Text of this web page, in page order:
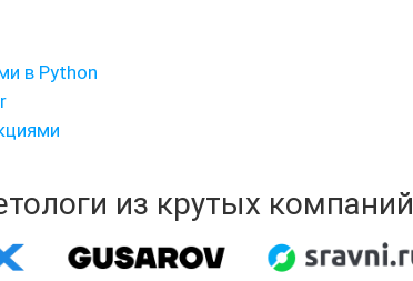
в Python
из крутых компаний